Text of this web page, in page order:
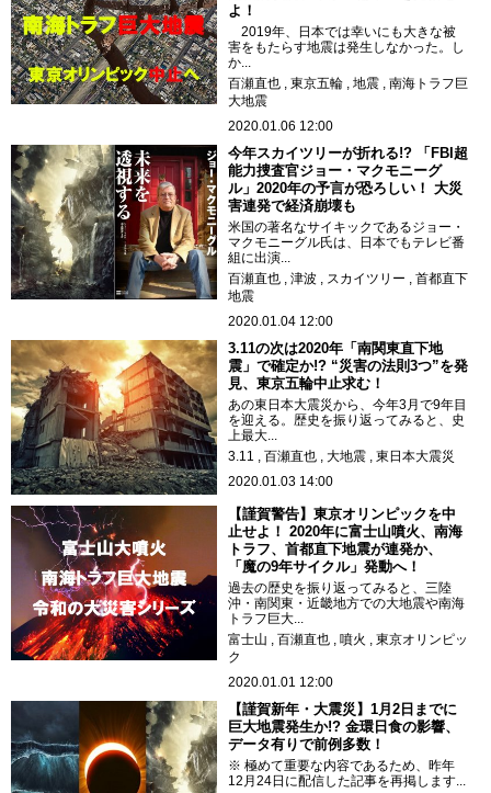
よ！
2019年、日本では幸いにも大きな被
害をもたらす地震は発生しなかった。し
か...
百瀬直也
東京五輪 地震
南海トラフ巨
大地震
2020.01.06 12:00
今年スカイツリーが折れる!? 「FBI超
能力捜査官ジョー・マクモニーグ
ル」2020年の予言が恐ろしい！ 大災
害連発で経済崩壊も
米国の著名なサイキックであるジョー・
マクモニーグル氏は、日本でもテレビ番
組に出演...
百瀬直也
津波 スカイツリー
首都直下
地震
2020.01.04 12:00
3.11の次は2020年「南関東直下地
震」で確定か!? “災害の法則3つ”を発
見、東京五輪中止求む！
あの東日本大震災から、今年3月で9年目
を迎える。歴史を振り返ってみると、史
上最大...
3.11
百瀬直也 大地震
東日本大震災
2020.01.03 14:00
【謹賀警告】東京オリンピックを中
止せよ！ 2020年に富士山噴火、南海
トラフ、首都直下地震が連発か、
「魔の9年サイクル」発動へ！
過去の歴史を振り返ってみると、三陸
沖・南関東・近畿地方での大地震や南海
トラフ巨大...
富士山
百瀬直也 噴火
東京オリンピッ
ク
2020.01.01 12:00
【謹賀新年・大震災】1月2日までに
巨大地震発生か!? 金環日食の影響、
データ有りで前例多数！
※ 極めて重要な内容であるため、昨年
12月24日に配信した記事を再掲します...